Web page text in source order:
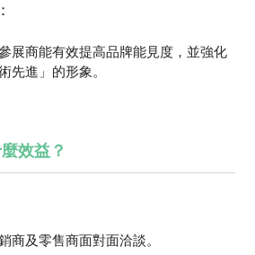
：
展商能有效提高品牌能見度，並強化
先進」的形象。
效益？
商及零售商面對面洽談。